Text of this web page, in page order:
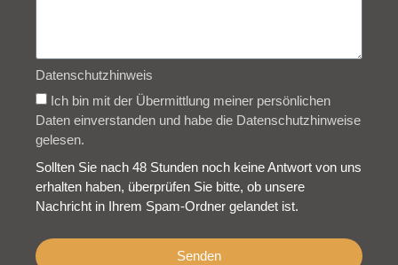
Datenschutzhinweis
Ich bin mit der Übermittlung meiner persönlichen
Daten einverstanden und habe die Datenschutzhinweise
gelesen.
Sollten Sie nach 48 Stunden noch keine Antwort von uns
erhalten haben, überprüfen Sie bitte, ob unsere
Nachricht in Ihrem Spam-Ordner gelandet ist.
Senden